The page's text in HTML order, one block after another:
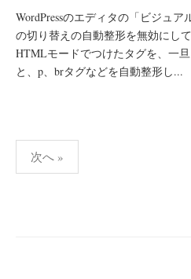
WordPressのエディタの「ビジュア
の切り替えの自動整形を無効にし
HTMLモードでつけたタグを、一
と、p、brタグなどを自動整形し...
投
稿
次へ »